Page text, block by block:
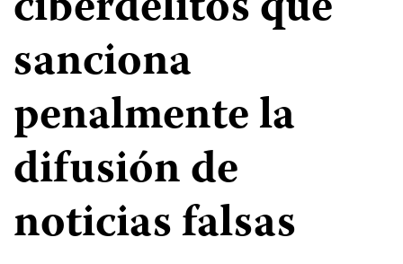
sanciona
penalmente la
difusión de
noticias falsas